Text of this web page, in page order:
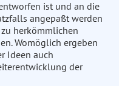
ist und an die
angepaßt werden
herkömmlichen
Womöglich ergeben
Ideen auch
der